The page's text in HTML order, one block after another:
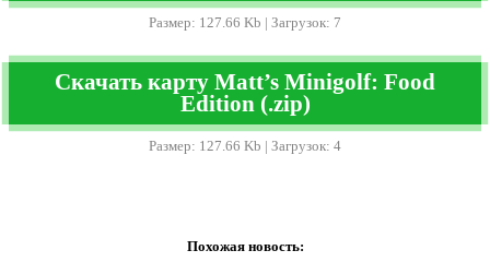
Размер: 127.66 Kb | Загрузок: 7
Скачать карту Matt’s Minigolf: Food
Edition (.zip)
Размер: 127.66 Kb | Загрузок: 4
Похожая новость: